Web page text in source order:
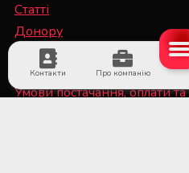
Контакти Про компанію
Статті
Донору
Спеціалісту
Умови постачання, оплати